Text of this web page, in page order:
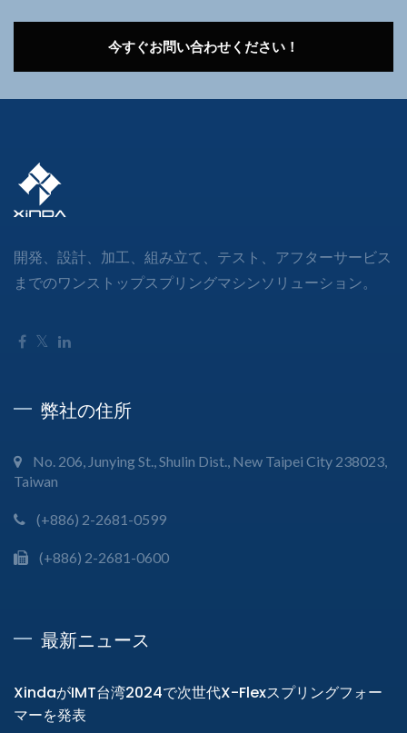
今すぐお問い合わせください！
開発、設計、加工、組み立て、テスト、アフターサービス
までのワンストップスプリングマシンソリューション。
弊社の住所
No. 206, Junying St., Shulin Dist., New Taipei City 238023,
Taiwan
(+886) 2-2681-0599
(+886) 2-2681-0600
最新ニュース
XindaがIMT台湾2024で次世代X-Flexスプリングフォー
マーを発表